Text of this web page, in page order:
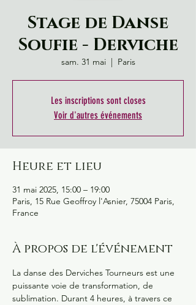
Stage de Danse
Soufie - Derviche
sam. 31 mai
  |
Paris
Les inscriptions sont closes
Voir d'autres événements
Heure et lieu
31 mai 2025, 15:00 – 19:00
Paris, 15 Rue Geoffroy l'Asnier, 75004 Paris,
France
À propos de l'événement
La danse des Derviches Tourneurs est une
puissante voie de transformation, de
sublimation. Durant 4 heures, à travers ce